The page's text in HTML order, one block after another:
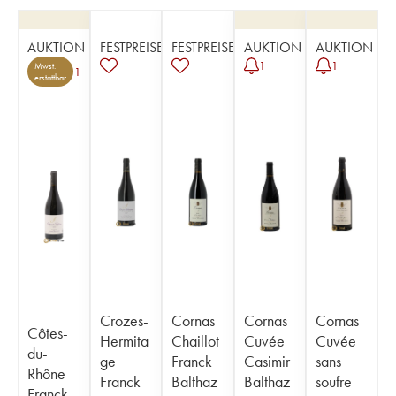
AUKTION
Mwst.
erstattbar
1
Côtes-
du-
Rhône
FESTPREISE
Crozes-
Hermita
ge
Franck
FESTPREISE
Cornas
Chaillot
Franck
Balthaz
AUKTION
1
Cornas
Cuvée
Casimir
Balthaz
AUKTION
1
Cornas
Cuvée
sans
soufre